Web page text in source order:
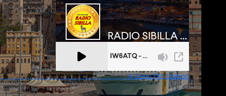
A Zeno.FM Station